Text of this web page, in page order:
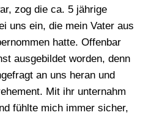
zog die ca. 5 jährige
uns ein, die mein Vater aus
hatte. Offenbar
ausgebildet worden, denn
an uns heran und
Mit ihr unternahm
fühlte mich immer sicher,